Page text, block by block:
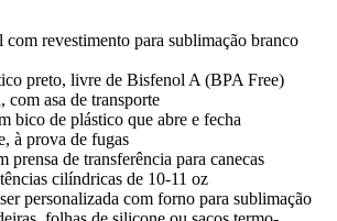
revestimento para sublimação branco
preto, livre de Bisfenol A (BPA Free)
com asa de transporte
bico de plástico que abre e fecha
à prova de fugas
prensa de transferência para canecas
cilíndricas de 10-11 oz
personalizada com forno para sublimação